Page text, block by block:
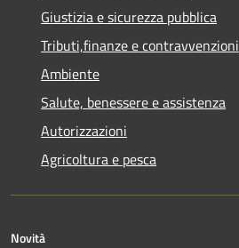
Giustizia e sicurezza pubblica
Tributi,finanze e contravvenzioni
Ambiente
Salute, benessere e assistenza
Autorizzazioni
Agricoltura e pesca
Novità